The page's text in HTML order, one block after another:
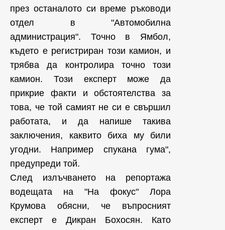
през останалото си време ръководи
отдел в "Автомобилна
администрация". Точно в Ямбол,
където е регистриран този камион, и
трябва да контролира точно този
камион. Този експерт може да
прикрие факти и обстоятелства за
това, че той самият не си е свършил
работата, и да напише такива
заключения, каквито биха му били
угодни. Например спукана гума",
предупреди той.
След излъчването на репортажа
водещата на "На фокус" Лора
Крумова обясни, че въпросният
експерт е Дикран Бохосян. Като